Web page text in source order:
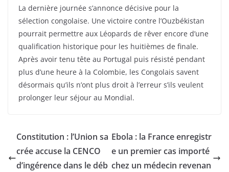
La dernière journée s’annonce décisive pour la
sélection congolaise. Une victoire contre l’Ouzbékistan
pourrait permettre aux Léopards de rêver encore d’une
qualification historique pour les huitièmes de finale.
Après avoir tenu tête au Portugal puis résisté pendant
plus d’une heure à la Colombie, les Congolais savent
désormais qu’ils n’ont plus droit à l’erreur s’ils veulent
prolonger leur séjour au Mondial.
Constitution : l’Union sa
crée accuse la CENCO
d’ingérence dans le déb
Ebola : la France enregistr
e un premier cas importé
chez un médecin revenan